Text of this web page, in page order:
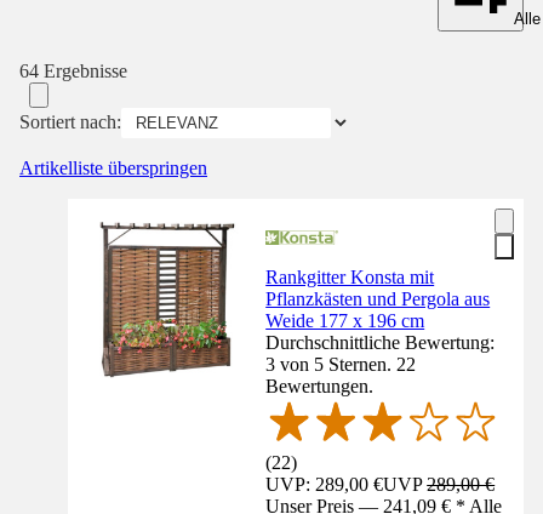
64 Ergebnisse
Sortiert nach:
Artikelliste überspringen
Rankgitter Konsta mit
Pflanzkästen und Pergola aus
Weide 177 x 196 cm
Durchschnittliche Bewertung:
3 von 5 Sternen. 22
Bewertungen.
(22)
UVP: 289,00 €UVP289,00 €
Unser Preis — 241,09 € * Alle